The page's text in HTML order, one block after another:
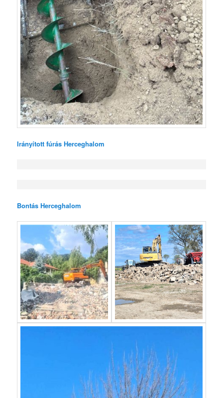
Irányított fúrás Herceghalom
Bontás Herceghalom